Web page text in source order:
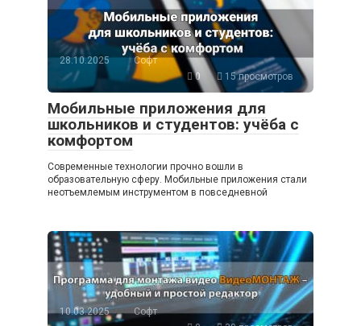
28.10.2025
Софт
0
15 просмотров
Мобильные приложения для
школьников и студентов: учёба с
комфортом
Современные технологии прочно вошли в
образовательную сферу. Мобильные приложения стали
неотъемлемым инструментом в повседневной
10.03.2025
Софт